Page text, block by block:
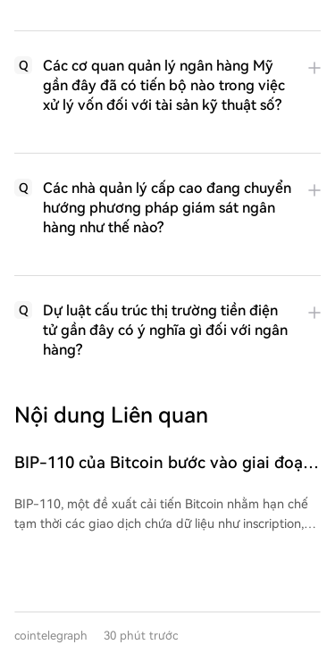
Q
Các cơ quan quản lý ngân hàng Mỹ
gần đây đã có tiến bộ nào trong việc
xử lý vốn đối với tài sản kỹ thuật số?
Q
Các nhà quản lý cấp cao đang chuyển
hướng phương pháp giám sát ngân
hàng như thế nào?
Q
Dự luật cấu trúc thị trường tiền điện
tử gần đây có ý nghĩa gì đối với ngân
hàng?
Nội dung Liên quan
BIP-110 của Bitcoin bước vào giai đoạn
từ thợ đào dưới 3%
BIP-110, một đề xuất cải tiến Bitcoin nhằm hạn chế
tạm thời các giao dịch chứa dữ liệu như inscription,
dẫn đến sự xuất hiện một nhánh blockchain thiểu số,
cointelegraph 30 phút trước